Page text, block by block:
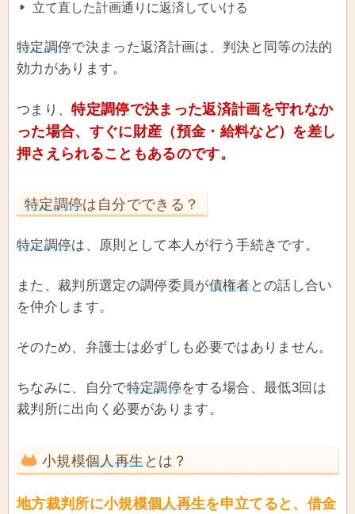
立て直した計画通りに返済していける
特定調停で決まった返済計画は、判決と同等の法的
効力があります。
つまり、特定調停で決まった返済計画を守れなか
った場合、すぐに財産（預金・給料など）を差し
押さえられることもあるのです。
特定調停は自分でできる？
特定調停は、原則として本人が行う手続きです。
また、裁判所選定の調停委員が債権者との話し合い
を仲介します。
そのため、弁護士は必ずしも必要ではありません。
ちなみに、自分で特定調停をする場合、最低3回は
裁判所に出向く必要があります。
小規模個人再生とは？
地方裁判所に小規模個人再生を申立てると、借金